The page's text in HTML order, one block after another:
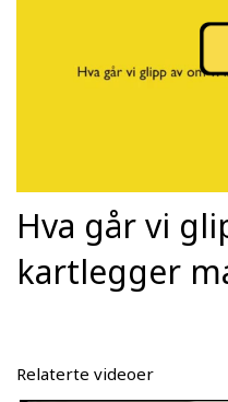
Hva går vi
kartlegger
Relaterte videoer